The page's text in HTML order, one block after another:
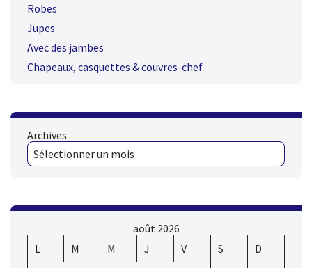
Robes
Jupes
Avec des jambes
Chapeaux, casquettes & couvres-chef
Archives
août 2026
L
M M J V S D